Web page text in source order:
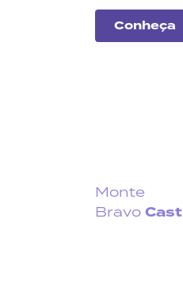
Conheça
Monte
Bravo Cast